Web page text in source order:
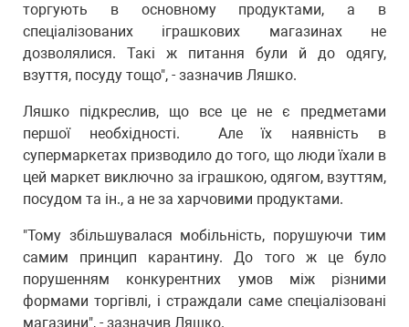
торгують в основному продуктами, а в
спеціалізованих іграшкових магазинах не
дозволялися. Такі ж питання були й до одягу,
взуття, посуду тощо", - зазначив Ляшко.
Ляшко підкреслив, що все це не є предметами
першої необхідності. Але їх наявність в
супермаркетах призводило до того, що люди їхали в
цей маркет виключно за іграшкою, одягом, взуттям,
посудом та ін., а не за харчовими продуктами.
"Тому збільшувалася мобільність, порушуючи тим
самим принцип карантину. До того ж це було
порушенням конкурентних умов між різними
формами торгівлі, і страждали саме спеціалізовані
магазини", - зазначив Ляшко.